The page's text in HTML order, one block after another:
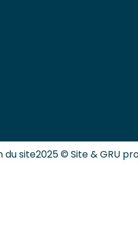
du site2025 © Site & GRU